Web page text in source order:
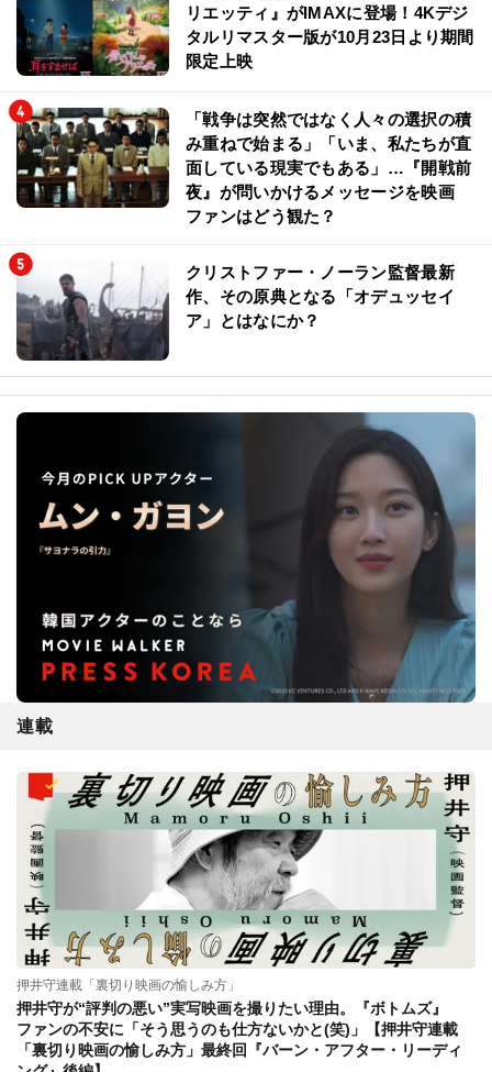
リエッティ』がIMAXに登場！4Kデジ
タルリマスター版が10月23日より期間
限定上映
「戦争は突然ではなく人々の選択の積
み重ねで始まる」「いま、私たちが直
面している現実でもある」…『開戦前
夜』が問いかけるメッセージを映画
ファンはどう観た？
クリストファー・ノーラン監督最新
作、その原典となる「オデュッセイ
ア」とはなにか？
連載
押井守連載「裏切り映画の愉しみ方」
押井守が“評判の悪い”実写映画を撮りたい理由。『ボトムズ』
ファンの不安に「そう思うのも仕方ないかと(笑)」【押井守連載
「裏切り映画の愉しみ方」最終回『バーン・アフター・リーディ